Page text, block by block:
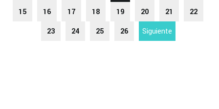
15
16 17 18 19 20 21
22
23
24 25 26 Siguiente